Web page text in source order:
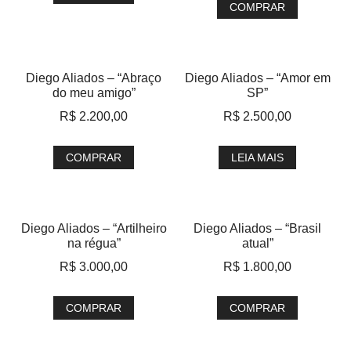
COMPRAR
Diego Aliados – “Abraço
do meu amigo”
R$ 2.200,00
COMPRAR
Diego Aliados – “Amor em
SP”
R$ 2.500,00
LEIA MAIS
Diego Aliados – “Artilheiro
na régua”
R$ 3.000,00
COMPRAR
Diego Aliados – “Brasil
atual”
R$ 1.800,00
COMPRAR